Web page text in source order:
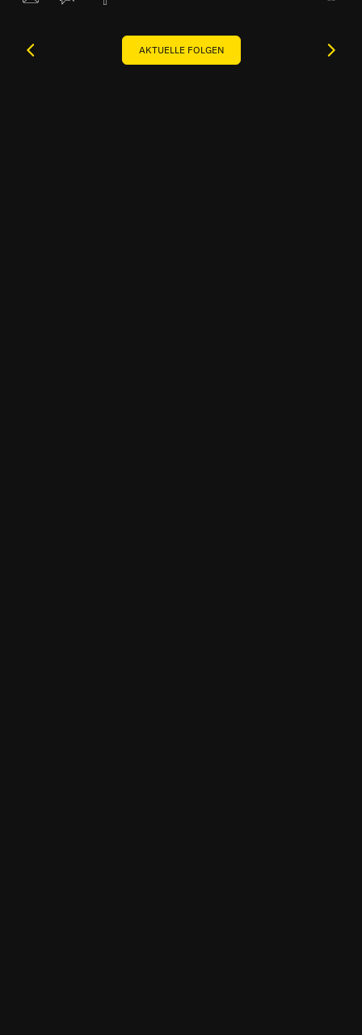
AKTUELLE FOLGEN